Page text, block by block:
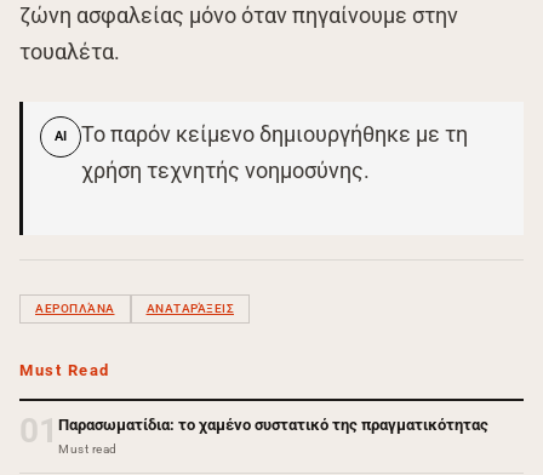
ζώνη ασφαλείας μόνο όταν πηγαίνουμε στην
τουαλέτα.
AI
Το παρόν κείμενο δημιουργήθηκε με τη
χρήση τεχνητής νοημοσύνης.
ΑΕΡΟΠΛΆΝΑ ΑΝΑΤΑΡΆΞΕΙΣ
Must Read
01 Παρασωματίδια: το χαμένο συστατικό της πραγματικότητας
Must read